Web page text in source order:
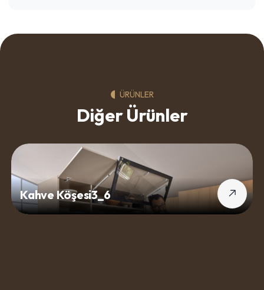
ÜRÜNLER
Diğer Ürünler
Kahve Köşesi3_6